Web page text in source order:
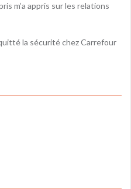
m’a appris sur les relations
la sécurité chez Carrefour